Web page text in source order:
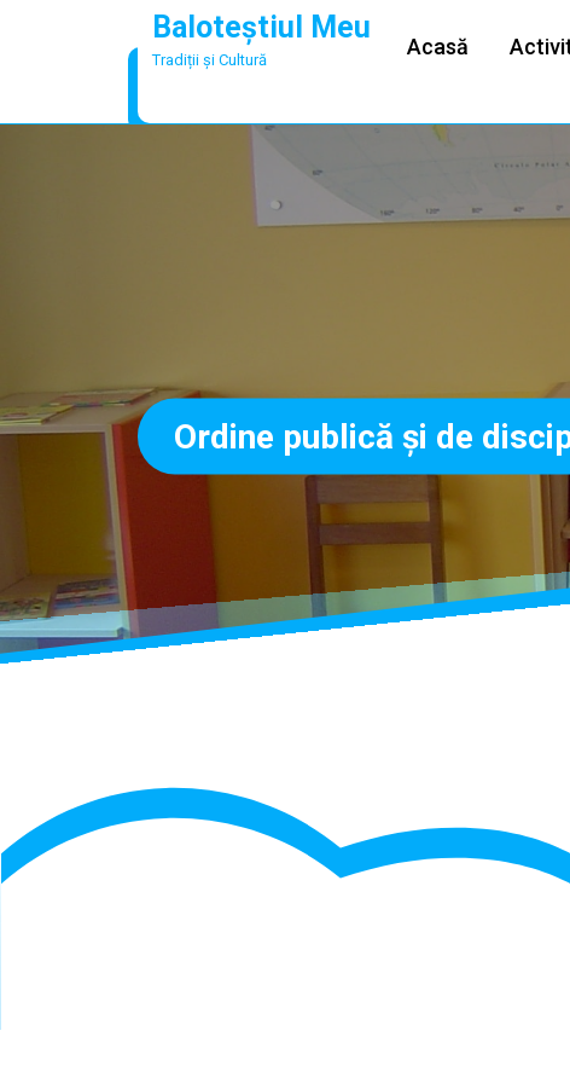
Baloteștiul Meu
Tradiții și Cultură
Acasă
Ordine publică şi de